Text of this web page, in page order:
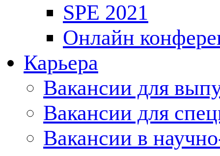
SPE 2021
Онлайн
Карьера
Вакансии для
Вакансии для
Вакансии в